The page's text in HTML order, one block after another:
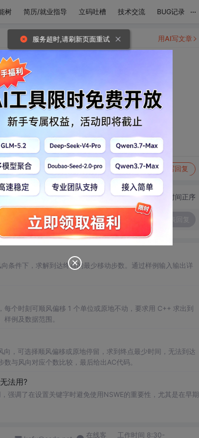
树 简历/就业指导 立码吐槽 技术交流 BUG记录 ...
到动态 举报 写回复
用AI写文章
切换为时间正序
条件下，求解到达终点的最少移动步数。通过样例输入输出详
个时刻可顺风偏移 1 个单位或原地不动，要求用 C++ 求出到
例及数据范围。
，可选择顺风偏移或原地停留，求到终点最少时间，无法到达
与风向对应个数比较，最后给出AC代码。
法用?
强调了在设置关键字时避免使用NSWE的重要性，尤其是在早期
在线客 工作时间 8:30-
服务超时,请刷新页面重试